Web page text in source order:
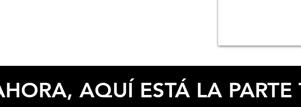
ESPECIFICACIONES
AQUÍ ESTÁ LA PARTE